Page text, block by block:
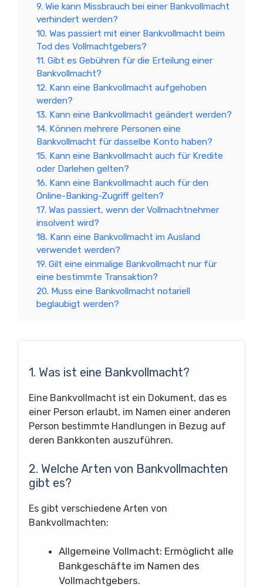
9. Wie kann Missbrauch bei einer Bankvollmacht
verhindert werden?
10. Was passiert mit einer Bankvollmacht beim
Tod des Vollmachtgebers?
11. Gibt es Gebühren für die Erteilung einer
Bankvollmacht?
12. Kann eine Bankvollmacht aufgehoben
werden?
13. Kann eine Bankvollmacht geändert werden?
14. Können mehrere Personen eine
Bankvollmacht für dasselbe Konto haben?
15. Kann eine Bankvollmacht auch für Kredite
oder Darlehen gelten?
16. Kann eine Bankvollmacht auch für den
Online-Banking-Zugriff gelten?
17. Was passiert, wenn der Vollmachtnehmer
insolvent wird?
18. Kann eine Bankvollmacht im Ausland
verwendet werden?
19. Gilt eine einmalige Bankvollmacht nur für
eine bestimmte Transaktion?
20. Muss eine Bankvollmacht notariell
beglaubigt werden?
1. Was ist eine Bankvollmacht?
Eine Bankvollmacht ist ein Dokument, das es
einer Person erlaubt, im Namen einer anderen
Person bestimmte Handlungen in Bezug auf
deren Bankkonten auszuführen.
2. Welche Arten von Bankvollmachten
gibt es?
Es gibt verschiedene Arten von
Bankvollmachten:
Allgemeine Vollmacht: Ermöglicht alle
Bankgeschäfte im Namen des
Vollmachtgebers.